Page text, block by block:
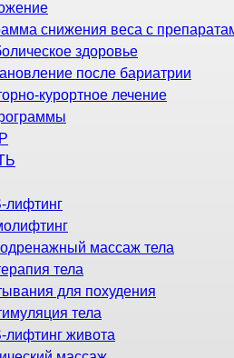
снижения веса с
здоровье
после бариатрии
курортное лечение
лифтинг
массаж тела
тела
для похудения
тела
лифтинг живота